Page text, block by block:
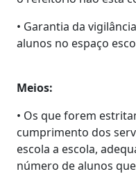
• Garantia da
alunos no espaço
Meios:
• Os que forem
cumprimento dos
escola a escola,
número de alunos